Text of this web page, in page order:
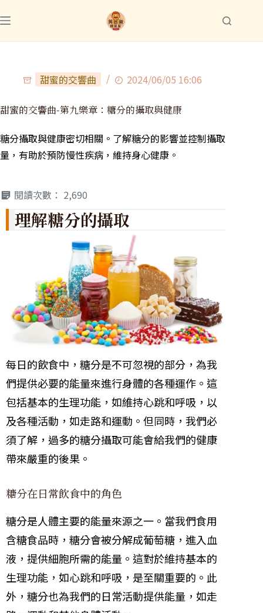
甜蜜的交響曲 2024/06/05 16:06
甜蜜的交響曲-第九樂章：糖分的攝取與健康
糖分攝取與健康密切相關。了解糖分的影響並控制攝取
量，有助於預防慢性疾病，維持身心健康。
閱讀次數： 2,690
理解糖分的攝取
每日的飲食中，糖分是不可忽視的部分，為我
們提供必要的能量來進行身體的各種運作。這
包括基本的生理功能，如維持心跳和呼吸，以
及各種活動，如走路和運動。但同時，我們必
須了解，過多的糖分攝取可能會給我們的健康
帶來嚴重的後果。
糖分在日常飲食中的角色
糖分是人體主要的能量來源之一。當我們食用
含糖食品時，糖分會被分解成葡萄糖，進入血
液，提供細胞所需的能量。這對於維持基本的
生理功能，如心跳和呼吸，是至關重要的。此
外，糖分也為我們的日常活動提供能量，如走